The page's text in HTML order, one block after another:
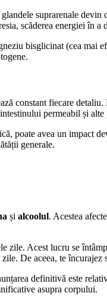
suprarenale
scăderea energiei
bisglicinat (cea mai
constant fiecare
permeabil și
poate avea un impact
generale.
și alcoolul. Acestea
Acest lucru se
De aceea, te încurajez
definitivă este
asupra corpului.